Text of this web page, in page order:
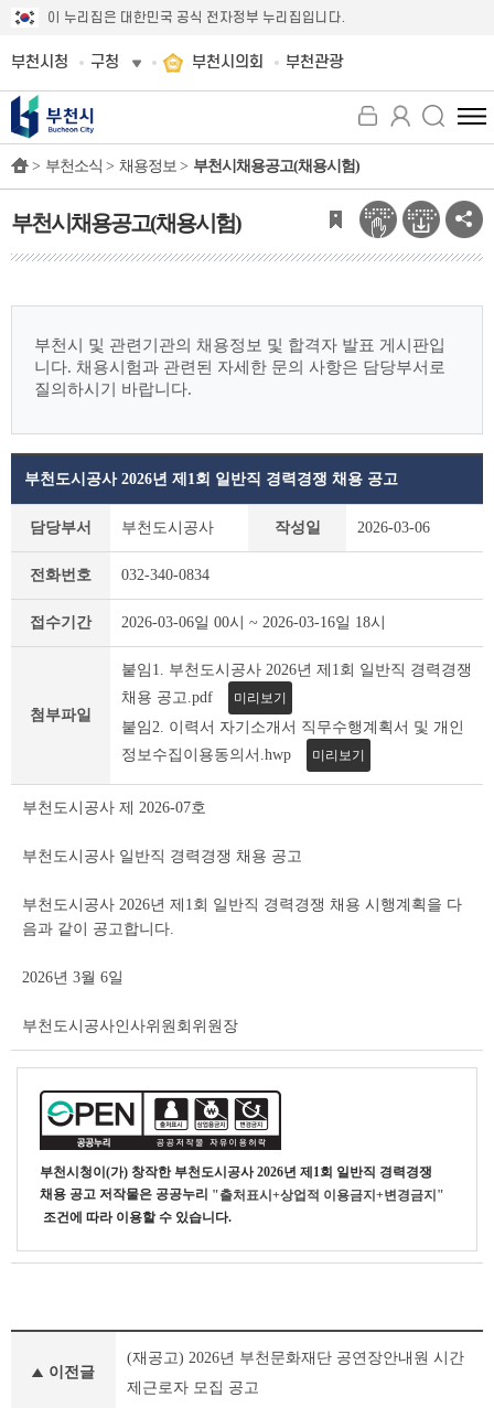
이 누리집은 대한민국 공식 전자정부 누리집입니다.
부천시청 구청 부천시의회 부천관광
전
체
뉴
보
기
> 부천소식 > 채용정보 > 부천시채용공고(채용시험)
부천시채용공고(채용시험)
부천시 및 관련기관의 채용정보 및 합격자 발표 게시판입
니다. 채용시험과 관련된 자세한 문의 사항은 담당부서로
질의하시기 바랍니다.
용
고
세
조
테
부천도시공사 2026년 제1회 일반직 경력경쟁 채용 공고
담당부서 부천도시공사 작성일 2026-03-06
전화번호 032-340-0834
접수기간 2026-03-06일 00시 ~ 2026-03-16일 18시
첨부파일
붙임1. 부천도시공사 2026년 제1회 일반직 경력경쟁
채용 공고.pdf
미리보기
붙임2. 이력서 자기소개서 직무수행계획서 및 개인
정보수집이용동의서.hwp
미리보기
부천도시공사 제 2026-07호
부천도시공사 일반직 경력경쟁 채용 공고
부천도시공사 2026년 제1회 일반직 경력경쟁 채용 시행계획을 다
음과 같이 공고합니다.
2026년 3월 6일
부천도시공사인사위원회위원장
부천시청이(가) 창작한 부천도시공사 2026년 제1회 일반직 경력경쟁
채용 공고 저작물은 공공누리 "출처표시+상업적 이용금지+변경금지"
조건에 따라 이용할 수 있습니다.
이전글
(재공고) 2026년 부천문화재단 공연장안내원 시간
제근로자 모집 공고